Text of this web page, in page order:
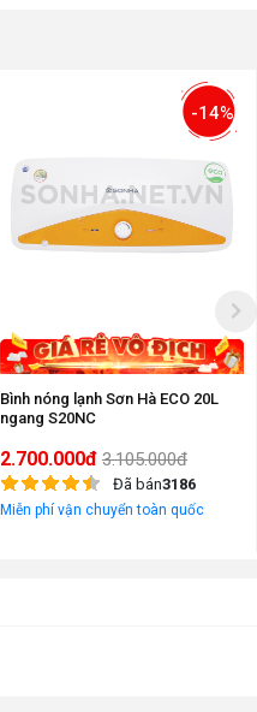
-14%
Bình nóng lạnh Sơn Hà ECO 20L
ngang S20NC
2.700.000đ 3.105.000đ
Đã bán3186
Miễn phí vận chuyển toàn quốc